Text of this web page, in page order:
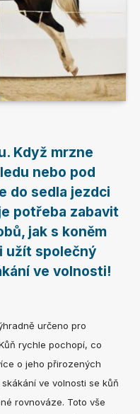
Když mrzne
nebo pod
do sedla jezdci
potřeba zabavit
jak s koněm
užít společný
ve volnosti!
určeno pro
rychle pochopí, co
o jeho přirozených
ve volnosti se kůň
rovnováze. Toto vše